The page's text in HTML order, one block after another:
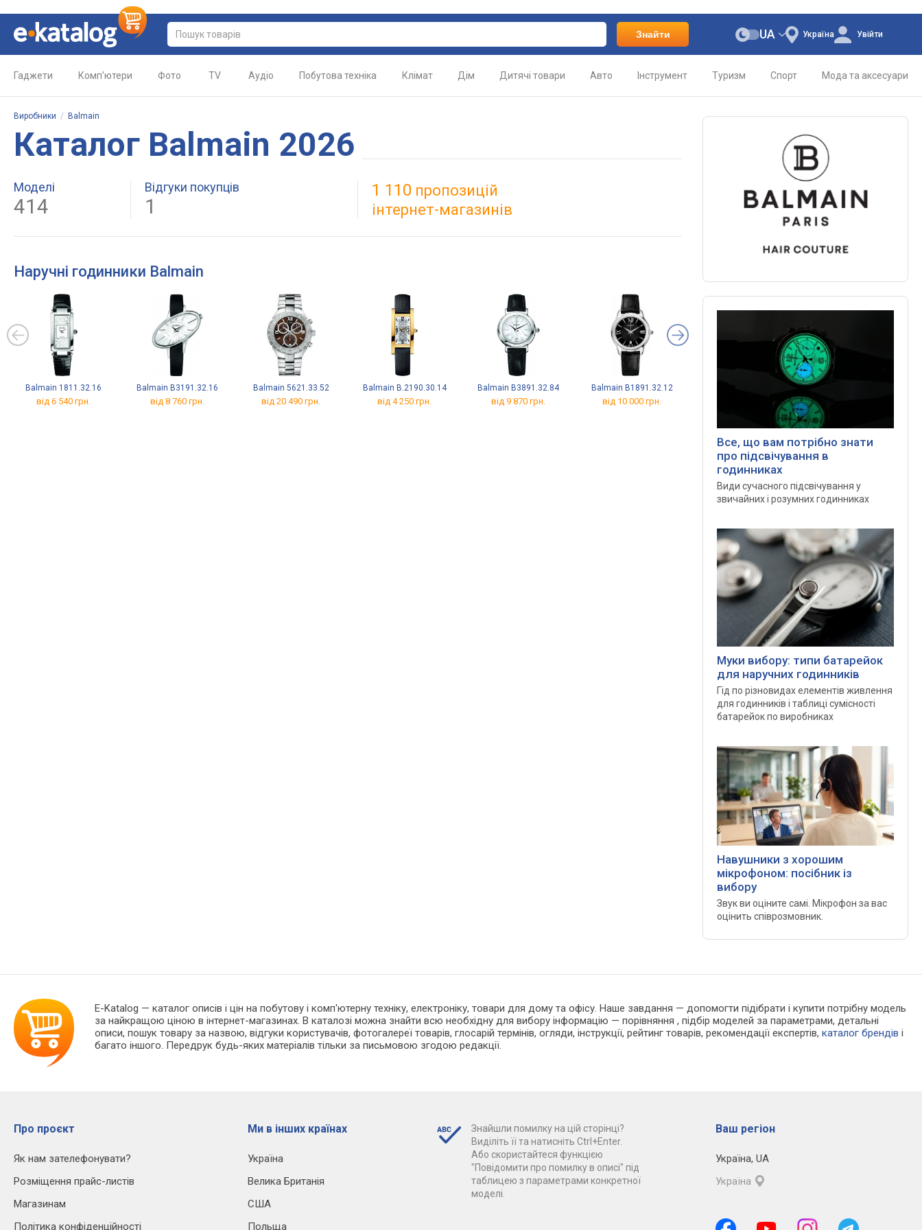
Знайти Україна
UA Увійти
Гаджети Комп'ютери Фото TV Аудіо Побутова техніка Клімат Дім Дитячі товари Авто Інструмент Туризм Спорт Мода та аксесуари
Виробники / Balmain
Каталог Balmain 2026
Моделі
414
Відгуки покупців
1
1 110 пропозицій
інтернет-магазинів
Наручні годинники Balmain
Balmain 1811.32.16
від 6 540 грн.
Balmain B3191.32.16
від 8 760 грн.
Balmain 5621.33.52
від 20 490 грн.
Balmain B.2190.30.14
від 4 250 грн.
Balmain B3891.32.84
від 9 870 грн.
Balmain B1891.32.12
від 10 000 грн.
Все, що вам потрібно знати
про підсвічування в
годинниках
Види сучасного підсвічування у
звичайних і розумних годинниках
Муки вибору: типи батарейок
для наручних годинників
Гід по різновидах елементів живлення
для годинників і таблиці сумісності
батарейок по виробниках
Навушники з хорошим
мікрофоном: посібник із
вибору
Звук ви оціните самі. Мікрофон за вас
оцінить співрозмовник.
E-Katalog — каталог описів і цін на побутову і комп'ютерну техніку, електроніку, товари для дому та офісу. Наше завдання — допомогти підібрати і купити потрібну модель
за найкращою ціною в інтернет-магазинах. В каталозі можна знайти всю необхідну для вибору інформацію — порівняння , підбір моделей за параметрами, детальні
описи, пошук товару за назвою, відгуки користувачів, фотогалереї товарів, глосарій термінів, огляди, інструкції, рейтинг товарів, рекомендації експертів,каталог брендів і
багато іншого. Передрук будь-яких матеріалів тільки за письмовою згодою редакції.
Про проєкт
Як нам зателефонувати?
Розміщення прайс-листів
Магазинам
Політика конфіденційності
Ми в інших країнах
Україна
Велика Британія
США
Польща
Знайшли помилку на цій сторінці?
Виділіть її та натисніть Ctrl+Enter.
Або скористайтеся функцією
"Повідомити про помилку в описі" під
таблицею з параметрами конкретної
моделі.
Ваш регіон
Україна, UA
Україна